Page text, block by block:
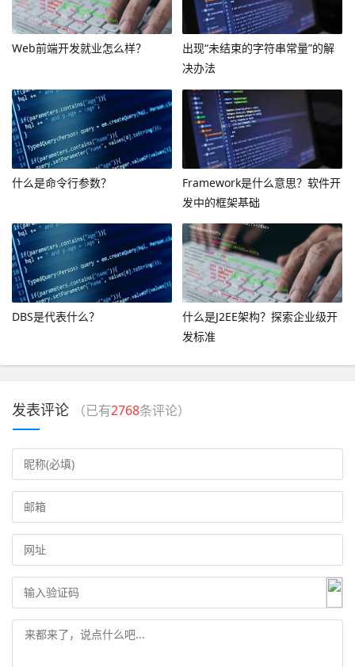
Web前端开发就业怎么样？
出现“未结束的字符串常量”的解
决办法
什么是命令行参数？
Framework是什么意思？软件开
发中的框架基础
DBS是代表什么？
什么是J2EE架构？探索企业级开
发标准
发表评论 （已有2768条评论）